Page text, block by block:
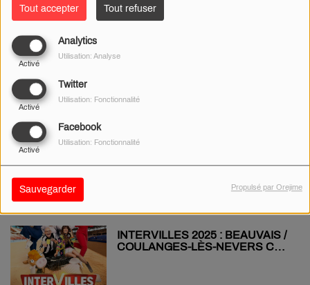
Tout accepter Tout refuser
Analytics
Activé
Utilisation: Analyse
Twitter
Activé
Utilisation: Fonctionnalité
Facebook
Activé
Utilisation: Fonctionnalité
Sauvegarder Propulsé par Orejime
CROIX GAMMÉE SUR LE
SAINT-GERMAIN-DU-PUY :
BALL PORTÉS DISPARUS
INTERVILLES 2025 : BEAUVAIS /
COULANGES-LÈS-NEVERS CE